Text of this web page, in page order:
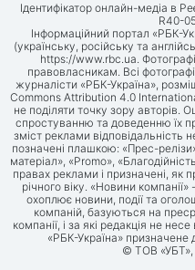
Ідентифікатор онлайн-медіа в
R40-
Інформаційний портал «РБК-
(українську, російську та
https://www.rbc.ua.
правовласникам. Всі
журналісти «РБК-Україна»,
Commons Attribution 4.0
не поділяти точку зору авторів.
спростуванню та доведенню їх
зміст реклами
позначені плашкою: «Прес-
матеріал», «Promo»,
правах реклами і призначені, як
річного віку. «Новини
охоплює новини, події та
компаній, базуються на
компанії, і за які редакція не
«РБК-Україна» призначене
© ТОВ «УБТ»,